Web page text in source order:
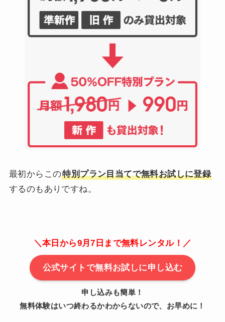
最初からこの特別プラン目当てで無料お試しに登録
するのもありですね。
＼本日から9月7日まで無料レンタル！／
公式サイトで無料お試しに申し込む
申し込みも簡単！
無料体験はいつ終わるかわからないので、お早めに！